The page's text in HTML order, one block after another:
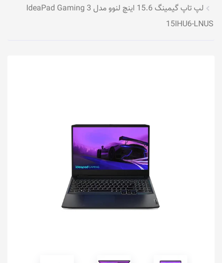
لپ تاپ گیمینگ 15.6 اینچ لنوو مدل IdeaPad Gaming 3
15IHU6-LNUS